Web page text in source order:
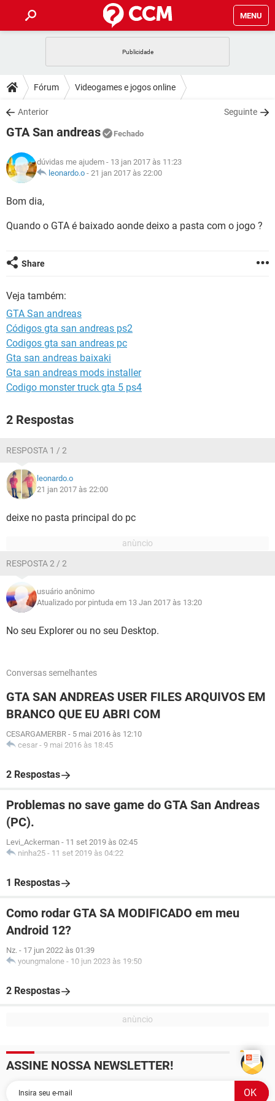
MENU
CELULAR FACEBOOK
OUTLOOK
INSTAGRAM
GUIA DE COMPRAS
DICAS
JOGOS WHATSAPP
INSTAGRAM GMAIL
GUIA DE COMPRAS
DOWNLOADS
JOGOS
CELULAR
OUTLOOK EXCEL
INSTAGRAM
JOGOS WHATSAPP
CELULAR
OUTLOOK
INSTAGRAM GMAIL
GLOSSÁRIO
JOGOS
INSTAGRAM
Fórum Videogames e jogos online
Anterior Seguinte
GTA San andreas Fechado
dúvidas me ajudem - 13 jan 2017 às 11:23
leonardo.o - 21 jan 2017 às 22:00
Bom dia,
Quando o GTA é baixado aonde deixo a pasta com o jogo ?
Share
Veja também:
GTA San andreas
Códigos gta san andreas ps2
Codigos gta san andreas pc
Gta san andreas baixaki
Gta san andreas mods installer
Codigo monster truck gta 5 ps4
2 Respostas
RESPOSTA 1 / 2
leonardo.o
21 jan 2017 às 22:00
deixe no pasta principal do pc
RESPOSTA 2 / 2
usuário anônimo
Atualizado por pintuda em 13 Jan 2017 às 13:20
No seu Explorer ou no seu Desktop.
Conversas semelhantes
GTA SAN ANDREAS USER FILES ARQUIVOS EM
BRANCO QUE EU ABRI COM
CESARGAMERBR - 5 mai 2016 às 12:10
cesar - 9 mai 2016 às 18:45
2 Respostas
Problemas no save game do GTA San Andreas
(PC).
Levi_Ackerman - 11 set 2019 às 02:45
ninha25 - 11 set 2019 às 04:22
1 Respostas
Como rodar GTA SA MODIFICADO em meu
Android 12?
Nz. - 17 jun 2022 às 01:39
youngmalone - 10 jun 2023 às 19:50
2 Respostas
ASSINE NOSSA NEWSLETTER!